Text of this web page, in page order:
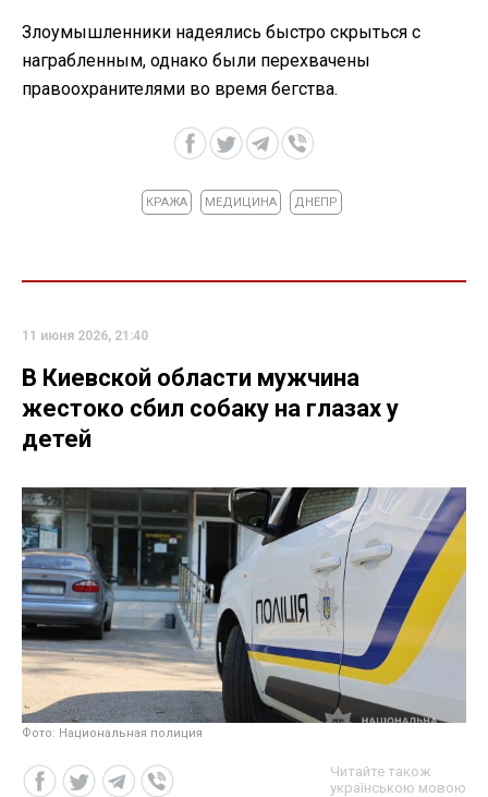
Злоумышленники надеялись быстро скрыться с
награбленным, однако были перехвачены
правоохранителями во время бегства.
КРАЖА МЕДИЦИНА ДНЕПР
11 июня 2026, 21:40
В Киевской области мужчина
жестоко сбил собаку на глазах у
детей
Фото: Национальная полиция
Читайте також
українською мовою